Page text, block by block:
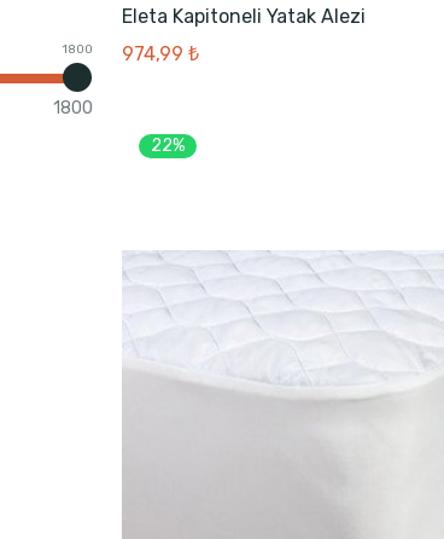
1800
1800
Eleta Kapitoneli Yatak Alezi
974,99 ₺
22%